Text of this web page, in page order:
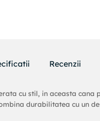
Recenzii
cu stil, in aceasta cana
durabilitatea cu un